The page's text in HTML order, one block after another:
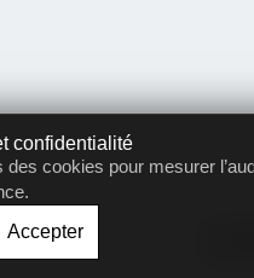
confidentialité
des cookies pour mesurer
Accepter